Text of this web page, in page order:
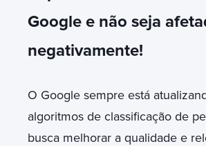
Google e não seja
negativamente!
O Google sempre está
algoritmos de classificação de
busca melhorar a qualidade e